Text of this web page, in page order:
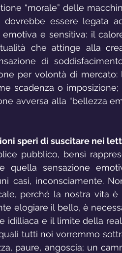
“morale” delle
essere legata
e sensitiva: il
che attinge alla
di
per volontà di mercato:
scadenza o
avversa alla “bellezza
speri di suscitare nei
pubblico, bensì
quella sensazione
casi, inconsciamente.
perché la nostra vita
elogiare il bello, è
idilliaca e il limite della
tutti noi vorremmo
paure, angoscia; un